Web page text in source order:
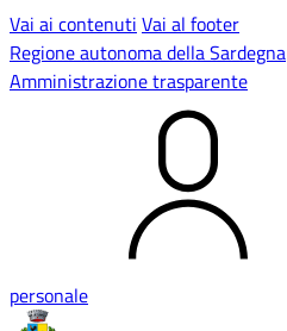
Vai ai contenuti Vai al footer
Regione autonoma della Sardegna
Amministrazione trasparente
personale